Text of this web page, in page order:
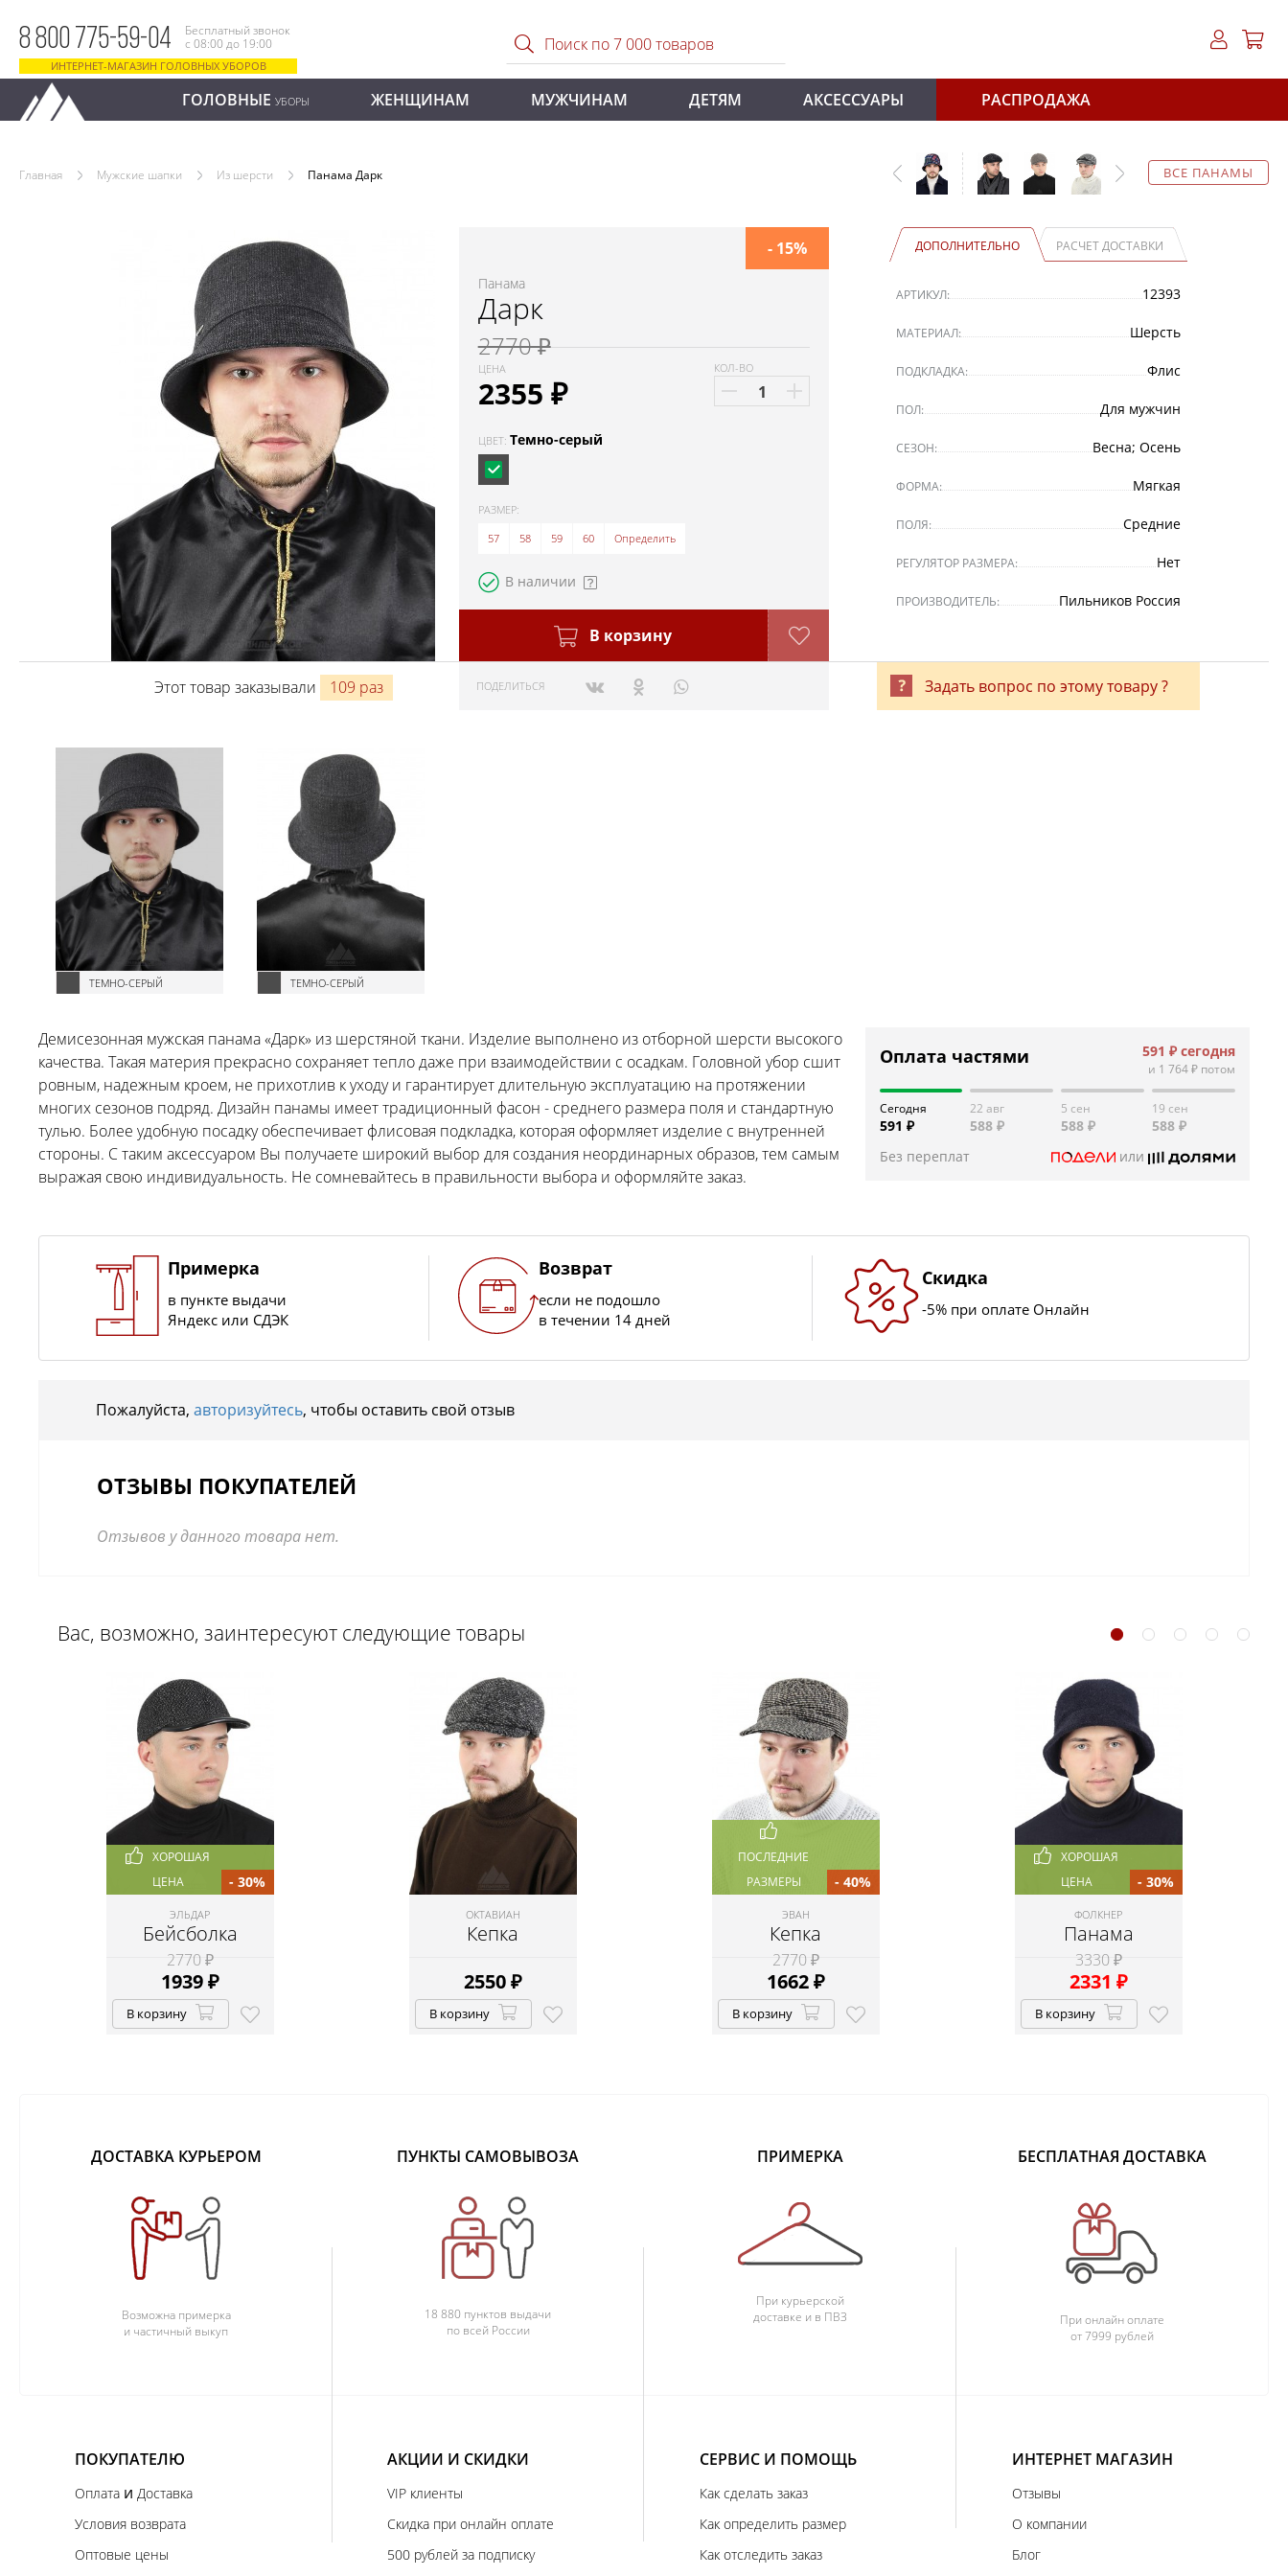
8 800 775-59-04
Бесплатный звонок
с 08:00 до 19:00
ИНТЕРНЕТ-МАГАЗИН ГОЛОВНЫХ УБОРОВ
ГОЛОВНЫЕ УБОРЫ ЖЕНЩИНАМ МУЖЧИНАМ ДЕТЯМ АКСЕССУАРЫ РАСПРОДАЖА
ВСЕ ПАНАМЫ
Главная Мужские шапки Из шерсти Панама Дарк
Панама
Дарк
2770 ₽
ЦЕНА
2355 ₽
- 15%
КОЛ-ВО
ЦВЕТ: Темно-серый
РАЗМЕР:
57
58 59 60 Определить
В наличии
В корзину
ПОДЕЛИТЬСЯ
ДОПОЛНИТЕЛЬНО РАСЧЕТ ДОСТАВКИ
АРТИКУЛ: 12393
МАТЕРИАЛ: Шерсть
ПОДКЛАДКА: Флис
ПОЛ: Для мужчин
СЕЗОН: Весна; Осень
ФОРМА: Мягкая
ПОЛЯ: Средние
РЕГУЛЯТОР РАЗМЕРА: Нет
ПРОИЗВОДИТЕЛЬ: Пильников Россия
Этот товар заказывали 109 раз Задать вопрос по этому товару ?
ТЕМНО-СЕРЫЙ ТЕМНО-СЕРЫЙ
Демисезонная мужская панама «Дарк» из шерстяной ткани. Изделие выполнено из отборной шерсти высокого
качества. Такая материя прекрасно сохраняет тепло даже при взаимодействии с осадкам. Головной убор сшит
ровным, надежным кроем, не прихотлив к уходу и гарантирует длительную эксплуатацию на протяжении
многих сезонов подряд. Дизайн панамы имеет традиционный фасон - среднего размера поля и стандартную
тулью. Более удобную посадку обеспечивает флисовая подкладка, которая оформляет изделие с внутренней
стороны. С таким аксессуаром Вы получаете широкий выбор для создания неординарных образов, тем самым
выражая свою индивидуальность. Не сомневайтесь в правильности выбора и оформляйте заказ.
Оплата частями 591 ₽сегодня
и 1 764 ₽потом
Сегодня
591 ₽
22 авг
588 ₽
5 сен
588 ₽
19 сен
588 ₽
Без переплат
или
Примерка
в пункте выдачи
Яндекс или СДЭК
Возврат
если не подошло
в течении 14 дней
Скидка
-5% при оплате Онлайн
Пожалуйста, авторизуйтесь, чтобы оставить свой отзыв
ОТЗЫВЫ ПОКУПАТЕЛЕЙ
Отзывов у данного товара нет.
Вас, возможно, заинтересуют следующие товары
ХОРОШАЯ
ЦЕНА
ЭЛЬДАР
Бейсболка
2770 ₽
1939₽
- 30%
В корзину
ОКТАВИАН
Кепка
2550₽
В корзину
ПОСЛЕДНИЕ
РАЗМЕРЫ
ЭВАН
Кепка
2770 ₽
1662₽
- 40%
В корзину
ХОРОШАЯ
ЦЕНА
ФОЛКНЕР
Панама
3330 ₽
2331 ₽
- 30%
В корзину
ДОСТАВКА КУРЬЕРОМ
Возможна примерка
и частичный выкуп
ПУНКТЫ САМОВЫВОЗА
18 880 пунктов выдачи
по всей России
ПРИМЕРКА
При курьерской
доставке и в ПВЗ
БЕСПЛАТНАЯ ДОСТАВКА
При онлайн оплате
от 7999 рублей
ПОКУПАТЕЛЮ
Оплата и Доставка
Условия возврата
Оптовые цены
АКЦИИ И СКИДКИ
VIP клиенты
Скидка при онлайн оплате
500 рублей за подписку
СЕРВИС И ПОМОЩЬ
Как сделать заказ
Как определить размер
Как отследить заказ
ИНТЕРНЕТ МАГАЗИН
Отзывы
О компании
Блог